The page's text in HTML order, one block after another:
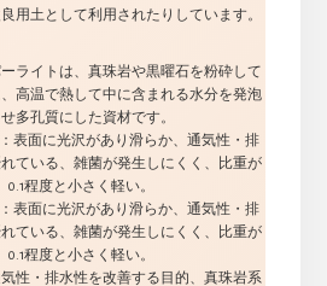
用土として利用されたりしています。
ーライトは、真珠岩や黒曜石を粉砕して
高温で熱して中に含まれる水分を発泡
多孔質にした資材です。
表面に光沢があり滑らか、通気性・排
ている、雑菌が発生しにくく、比重が
0.1程度と小さく軽い。
表面に光沢があり滑らか、通気性・排
ている、雑菌が発生しにくく、比重が
0.1程度と小さく軽い。
気性・排水性を改善する目的、真珠岩系